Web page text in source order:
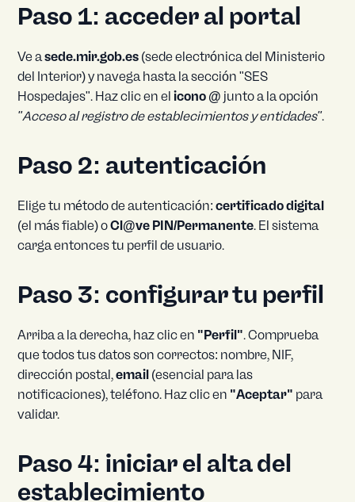
Paso 1: acceder al portal
Ve asede.mir.gob.es (sede electrónica del Ministerio
del Interior) y navega hasta la sección "SES
Hospedajes". Haz clic en elicono @ junto a la opción
"Acceso al registro de establecimientos y entidades".
Paso 2: autenticación
Elige tu método de autenticación:certificado digital
(el más fiable) oCl@ve PIN/Permanente. El sistema
carga entonces tu perfil de usuario.
Paso 3: configurar tu perfil
Arriba a la derecha, haz clic en "Perfil". Comprueba
que todos tus datos son correctos: nombre, NIF,
dirección postal,email (esencial para las
notificaciones), teléfono. Haz clic en "Aceptar" para
validar.
Paso 4: iniciar el alta del
establecimiento